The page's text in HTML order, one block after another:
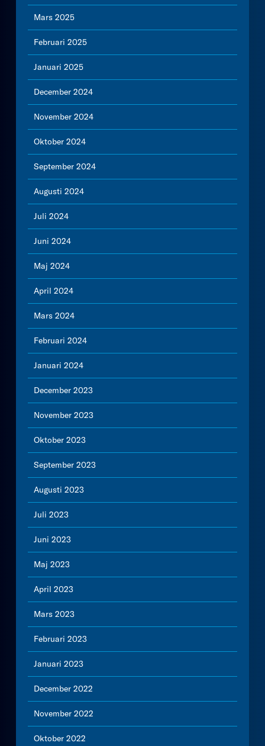
Mars 2025
Februari 2025
Januari 2025
December 2024
November 2024
Oktober 2024
September 2024
Augusti 2024
Juli 2024
Juni 2024
Maj 2024
April 2024
Mars 2024
Februari 2024
Januari 2024
December 2023
November 2023
Oktober 2023
September 2023
Augusti 2023
Juli 2023
Juni 2023
Maj 2023
April 2023
Mars 2023
Februari 2023
Januari 2023
December 2022
November 2022
Oktober 2022